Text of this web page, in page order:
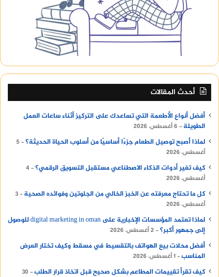
أحدث المقالات
أفضل أنواع الأطعمة التي تساعدك على التركيز أثناء ساعات العمل
الطويلة
6 أغسطس، 2026
لماذا أصبح توصيل الطعام جزءًا أساسيًا من أسلوب الحياة الحديثة؟
5
أغسطس، 2026
كيف تغير أدوات الذكاء الاصطناعي مستقبل التسويق الرقمي؟ 4
أغسطس، 2026
كل ما تحتاج معرفته عن الخبز الخالي من الجلوتين وفوائده الصحية
3
أغسطس، 2026
لماذا تعتمد المؤسسات الإخبارية على digital marketing in oman للوصول
إلى جمهور أكبر؟ 2 أغسطس، 2026
أفضل محلات بيع الهواتف بالتقسيط في مسقط وكيف تختار العرض
المناسب 1 أغسطس، 2026
كيف تقرأ تقييمات المطاعم بشكل صحيح قبل اتخاذ قرار الطلب
30